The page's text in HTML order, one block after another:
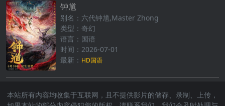
钟馗
别名：六代钟馗,Master Zhong
类型：奇幻
语言：国语
时间：2026-07-01
最新： HD国语
本站所有内容均收集于互联网，且不提供影片的储存、录制、上传，